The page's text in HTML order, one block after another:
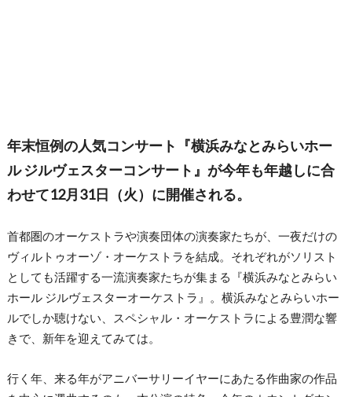
年末恒例の人気コンサート『横浜みなとみらいホー
ル ジルヴェスターコンサート』が今年も年越しに合
わせて12月31日（火）に開催される。
首都圏のオーケストラや演奏団体の演奏家たちが、一夜だけの
ヴィルトゥオーゾ・オーケストラを結成。それぞれがソリスト
としても活躍する一流演奏家たちが集まる『横浜みなとみらい
ホール ジルヴェスターオーケストラ』。横浜みなとみらいホー
ルでしか聴けない、スペシャル・オーケストラによる豊潤な響
きで、新年を迎えてみては。
行く年、来る年がアニバーサリーイヤーにあたる作曲家の作品